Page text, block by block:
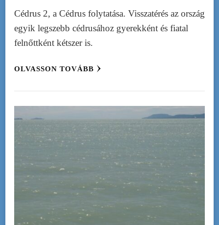
Cédrus 2, a Cédrus folytatása. Visszatérés az ország
egyik legszebb cédrusához gyerekként és fiatal
felnőttként kétszer is.
OLVASSON TOVÁBB